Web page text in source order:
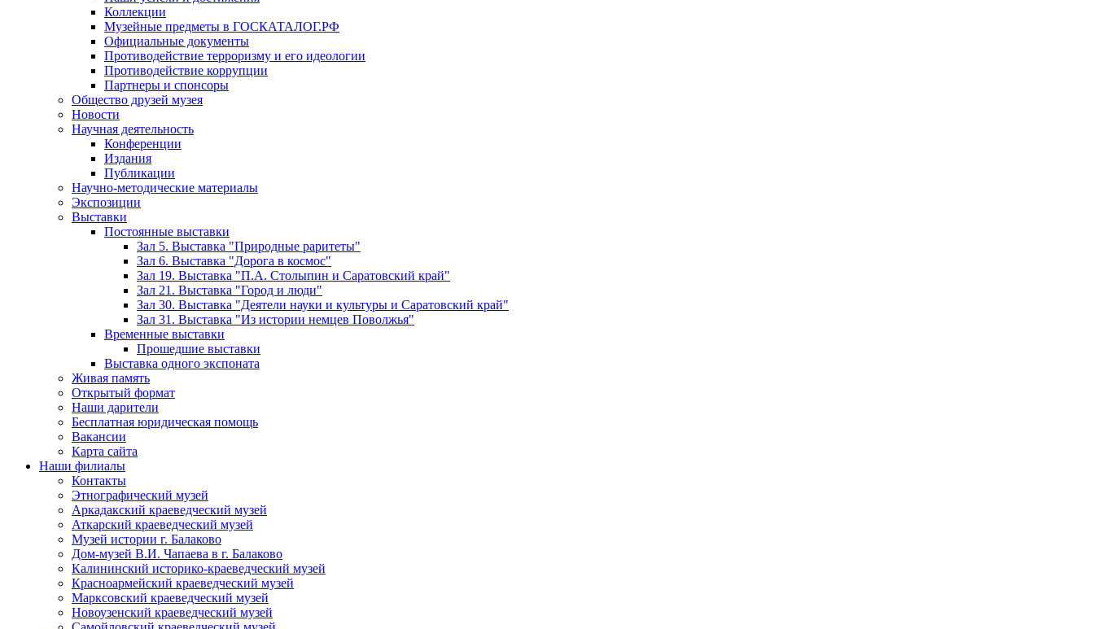
Коллекции
Музейные предметы в ГОСКАТАЛОГ.РФ
Официальные документы
Противодействие терроризму и его идеологии
Противодействие коррупции
Партнеры и спонсоры
Общество друзей музея
Новости
Научная деятельность
Конференции
Издания
Публикации
Научно-методические материалы
Экспозиции
Выставки
Постоянные выставки
Зал 5. Выставка "Природные раритеты"
Зал 6. Выставка "Дорога в космос"
Зал 19. Выставка "П.А. Столыпин и Саратовский край"
Зал 21. Выставка "Город и люди"
Зал 30. Выставка "Деятели науки и культуры и Саратовский край"
Зал 31. Выставка "Из истории немцев Поволжья"
Временные выставки
Прошедшие выставки
Выставка одного экспоната
Живая память
Открытый формат
Наши дарители
Бесплатная юридическая помощь
Вакансии
Карта сайта
Наши филиалы
Контакты
Этнографический музей
Аркадакский краеведческий музей
Аткарский краеведческий музей
Музей истории г. Балаково
Дом-музей В.И. Чапаева в г. Балаково
Калининский историко-краеведческий музей
Красноармейский краеведческий музей
Марксовский краеведческий музей
Новоузенский краеведческий музей